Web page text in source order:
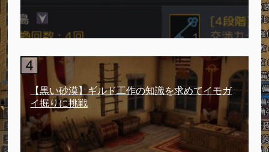
【黒い砂漠】ギルド工作の知識を求めてイモガ
イ掘りに挑戦